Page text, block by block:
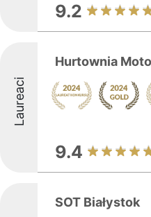
9.2
Laureaci
Hurtownia
9.4
SOT Białystok